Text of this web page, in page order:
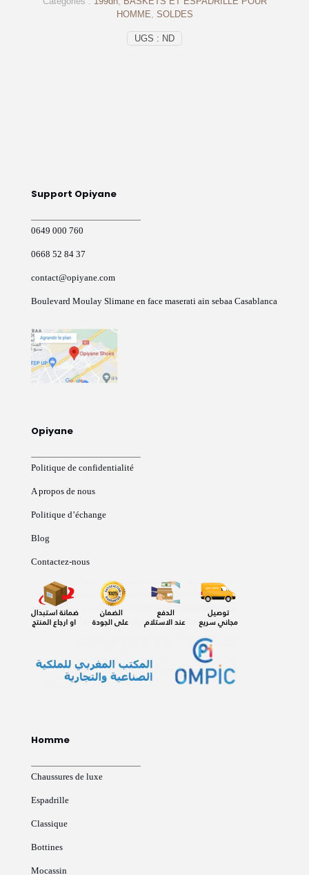
UGS : ND
HOMME SOLDES
Support Opiyane
0649 000 760
0668 52 84 37
contact@opiyane.com
Boulevard Moulay Slimane en face maserati ain sebaa Casablanca
Opiyane
Politique de confidentialité
A propos de nous
Politique d’échange
Blog
Contactez-nous
Homme
Chaussures de luxe
Espadrille
Classique
Bottines
Mocassin